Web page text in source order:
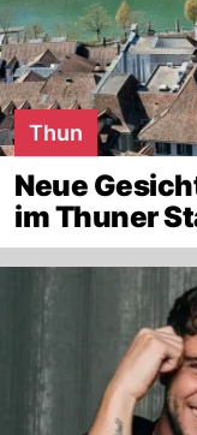
Thun
Neue
im Thuner